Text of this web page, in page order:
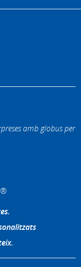
amb globus per